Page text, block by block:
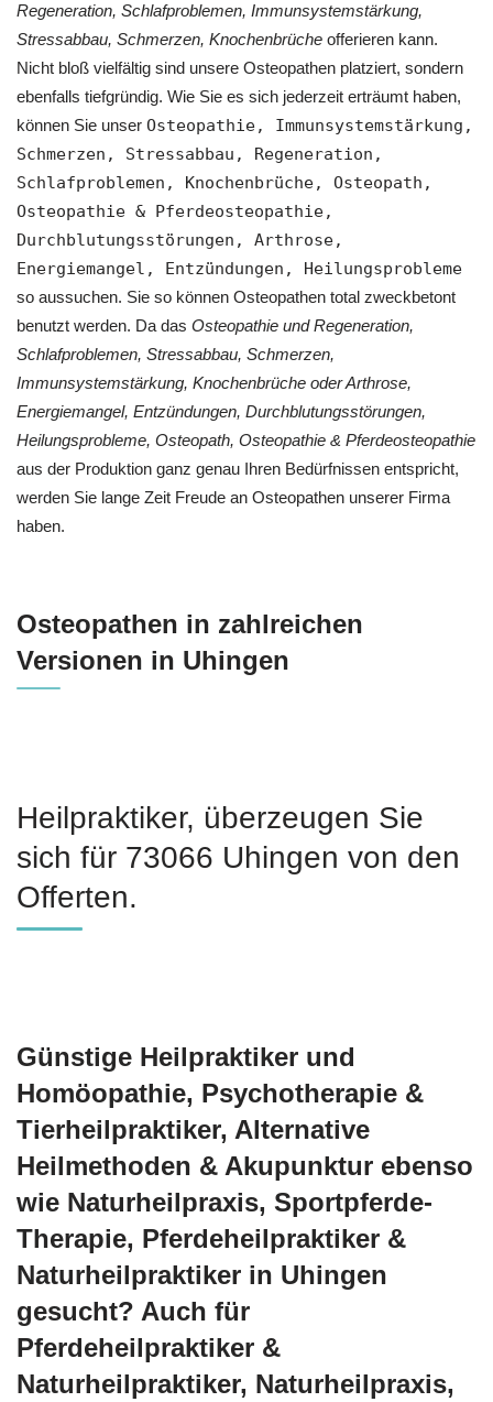
Regeneration, Schlafproblemen, Immunsystemstärkung,
Stressabbau, Schmerzen, Knochenbrüche offerieren kann.
Nicht bloß vielfältig sind unsere Osteopathen platziert, sondern
ebenfalls tiefgründig. Wie Sie es sich jederzeit erträumt haben,
können Sie unser Osteopathie, Immunsystemstärkung,
Schmerzen, Stressabbau, Regeneration,
Schlafproblemen, Knochenbrüche, Osteopath,
Osteopathie & Pferdeosteopathie,
Durchblutungsstörungen, Arthrose,
Energiemangel, Entzündungen, Heilungsprobleme
so aussuchen. Sie so können Osteopathen total zweckbetont
benutzt werden. Da das Osteopathie und Regeneration,
Schlafproblemen, Stressabbau, Schmerzen,
Immunsystemstärkung, Knochenbrüche oder Arthrose,
Energiemangel, Entzündungen, Durchblutungsstörungen,
Heilungsprobleme, Osteopath, Osteopathie & Pferdeosteopathie
aus der Produktion ganz genau Ihren Bedürfnissen entspricht,
werden Sie lange Zeit Freude an Osteopathen unserer Firma
haben.
Osteopathen in zahlreichen
Versionen in Uhingen
Heilpraktiker, überzeugen Sie
sich für 73066 Uhingen von den
Offerten.
Günstige Heilpraktiker und
‎Homöopathie, ‎Psychotherapie &
‎Tierheilpraktiker, Alternative
Heilmethoden & Akupunktur ebenso
wie Naturheilpraxis, Sportpferde-
Therapie, Pferdeheilpraktiker &
Naturheilpraktiker in Uhingen
gesucht? Auch für
Pferdeheilpraktiker &
Naturheilpraktiker, Naturheilpraxis,